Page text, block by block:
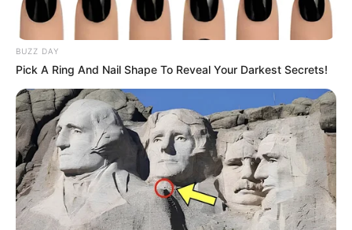
não passa de malabarismos usando o chamado "juridiquês" não
tem dado certo. Mesmo que os agentes não seja profissionais do
ramo do direito, contudo, são bem assessorados por advogados e
BUZZ DAY
Pick A Ring And Nail Shape To Reveal Your Darkest Secrets!